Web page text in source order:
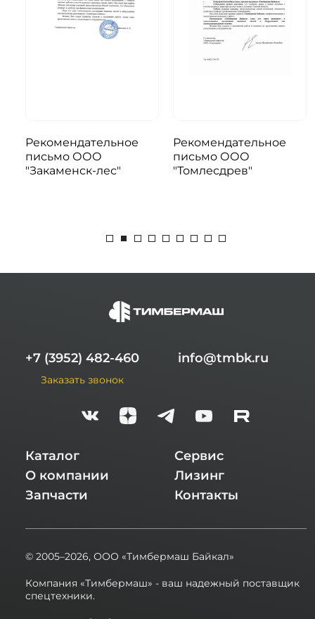
Рекомендательное
письмо ООО
"Закаменск-лес"
Рекомендательное
письмо ООО
"Томлесдрев"
+7 (3952) 482-460
Заказать звонок
info@tmbk.ru
Каталог
О компании
Запчасти
Сервис
Лизинг
Контакты
© 2005–2026, ООО «Тимбермаш Байкал»
Компания «Тимбермаш» - ваш надежный поставщик
спецтехники.